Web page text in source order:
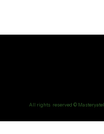
All rights reserved ©